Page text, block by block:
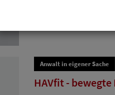
Anwalt in eigener Sache
HAVfit - bewegte